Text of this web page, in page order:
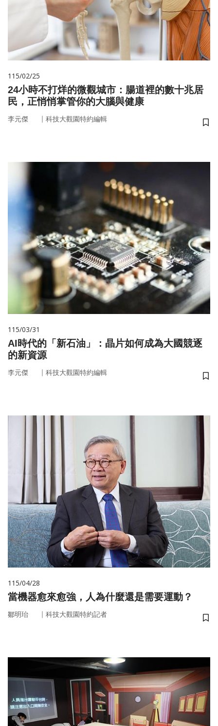
115/02/25
24小時不打烊的微觀城市：腸道裡的數十兆居
民，正悄悄掌管你的大腦與健康
李元傑 ｜ 科技大觀園特約編輯
儲
115/03/31
AI時代的「新石油」：晶片如何成為大國競逐
的新資源
李元傑 ｜ 科技大觀園特約編輯
儲
115/04/28
當機器愈來愈強，人為什麼還是需要運動？
鄒明珆 ｜ 科技大觀園特約記者
儲